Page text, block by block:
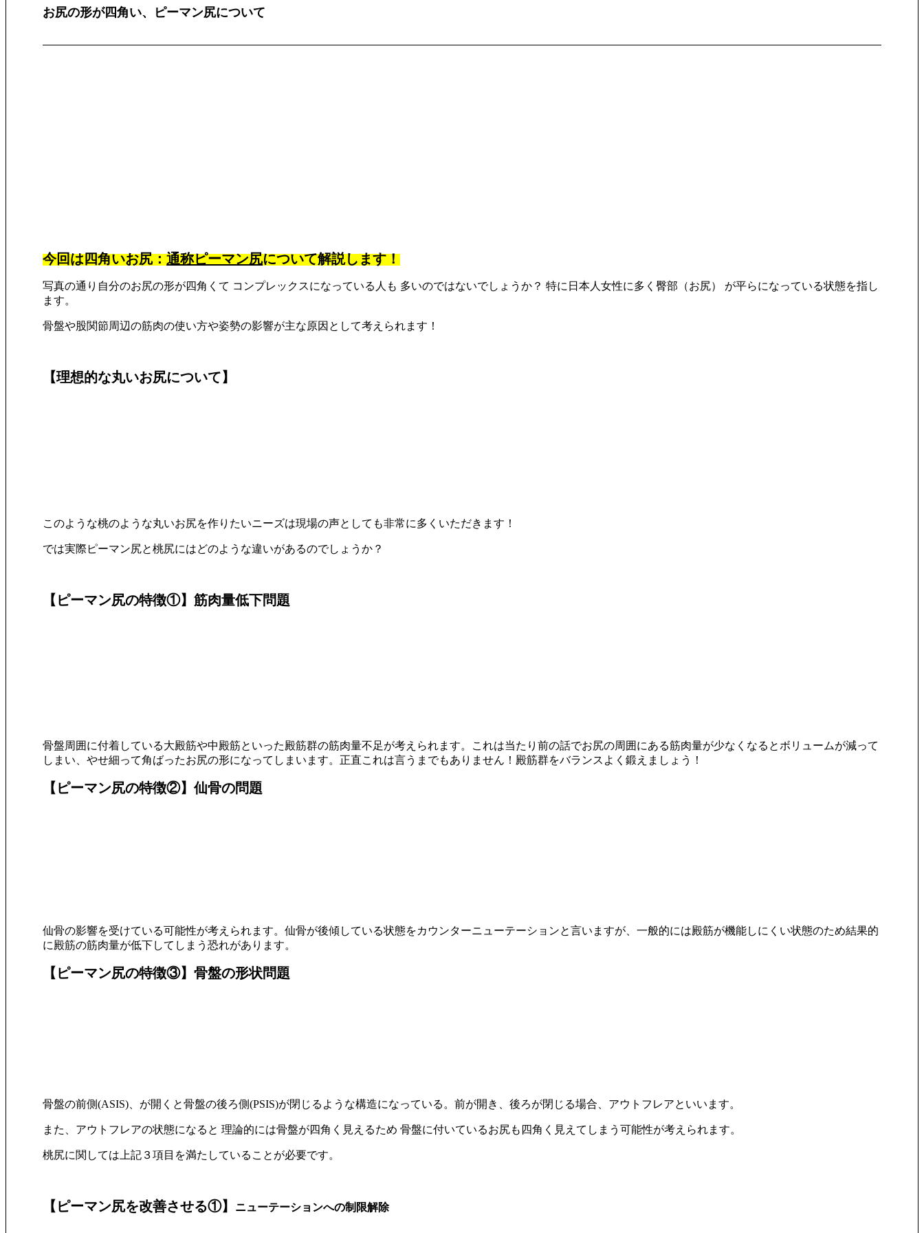
お尻の形が四角い、ピーマン尻について
今回は四角いお尻：通称ピーマン尻について解説します！
写真の通り自分のお尻の形が四角くて コンプレックスになっている人も 多いのではないでしょうか？ 特に日本人女性に多く臀部（お尻） が平らになっている状態を指し
ます。
骨盤や股関節周辺の筋肉の使い方や姿勢の影響が主な原因として考えられます！
【理想的な丸いお尻について】
このような桃のような丸いお尻を作りたいニーズは現場の声としても非常に多くいただきます！
では実際ピーマン尻と桃尻にはどのような違いがあるのでしょうか？
【ピーマン尻の特徴①】筋肉量低下問題
骨盤周囲に付着している大殿筋や中殿筋といった殿筋群の筋肉量不足が考えられます。これは当たり前の話でお尻の周囲にある筋肉量が少なくなるとボリュームが減って
しまい、やせ細って角ばったお尻の形になってしまいます。正直これは言うまでもありません！殿筋群をバランスよく鍛えましょう！
【ピーマン尻の特徴②】仙骨の問題
仙骨の影響を受けている可能性が考えられます。仙骨が後傾している状態をカウンターニューテーションと言いますが、一般的には殿筋が機能しにくい状態のため結果的
に殿筋の筋肉量が低下してしまう恐れがあります。
【ピーマン尻の特徴③】骨盤の形状問題
骨盤の前側(ASIS)、が開くと骨盤の後ろ側(PSIS)が閉じるような構造になっている。前が開き、後ろが閉じる場合、アウトフレアといいます。
また、アウトフレアの状態になると 理論的には骨盤が四角く見えるため 骨盤に付いているお尻も四角く見えてしまう可能性が考えられます。
桃尻に関しては上記３項目を満たしていることが必要です。
【ピーマン尻を改善させる①】 ニューテーションへの制限解除